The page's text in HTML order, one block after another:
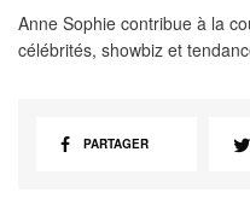
Anne Sophie contribue à la
célébrités, showbiz et
PARTAGER